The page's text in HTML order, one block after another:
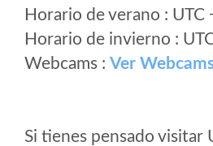
Horario de verano : UTC
Horario de invierno :
Webcams : Ver
Si tienes pensado visitar